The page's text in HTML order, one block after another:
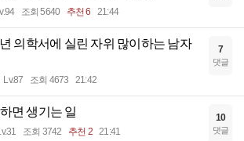
조회 5640 추천 6 21:44
의학서에 실린 자위 많이하는 남자
Lv.87 조회 4673 21:42
7
댓글
면 생기는 일
조회 3742 추천 2 21:41
10
댓글